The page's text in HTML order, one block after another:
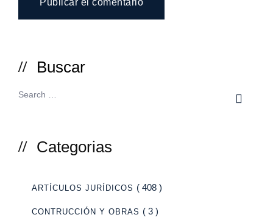
Buscar
Categorias
ARTÍCULOS JURÍDICOS ( 408 )
CONTRUCCIÓN Y OBRAS ( 3 )